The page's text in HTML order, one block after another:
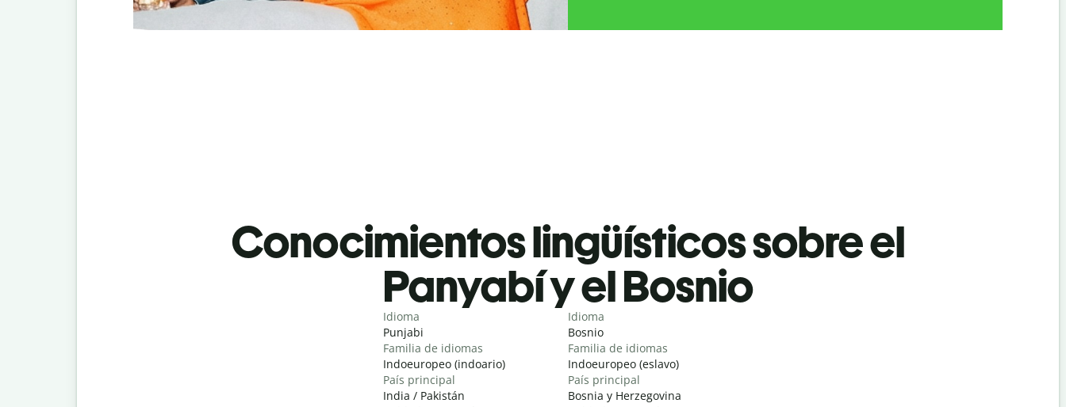
Conocimientos lingüísticos sobre el
Panyabí y el Bosnio
Idioma
Punjabi
Familia de idiomas
Indoeuropeo (indoario)
País principal
India / Pakistán
Idioma
Bosnio
Familia de idiomas
Indoeuropeo (eslavo)
País principal
Bosnia y Herzegovina